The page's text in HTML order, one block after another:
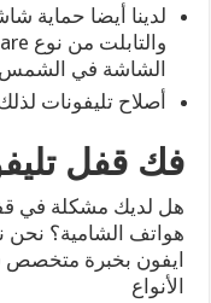
لدينا أيضا حماية
الشاشة في الشمس
أصلاح تليفونات
فك قفل
هل لديك مشكلة في
هواتف الشامية؟ نحن
ايفون بخبرة متخصص
الأنواع